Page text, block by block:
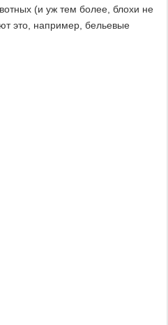
(и уж тем более, блохи не
это, например, бельевые